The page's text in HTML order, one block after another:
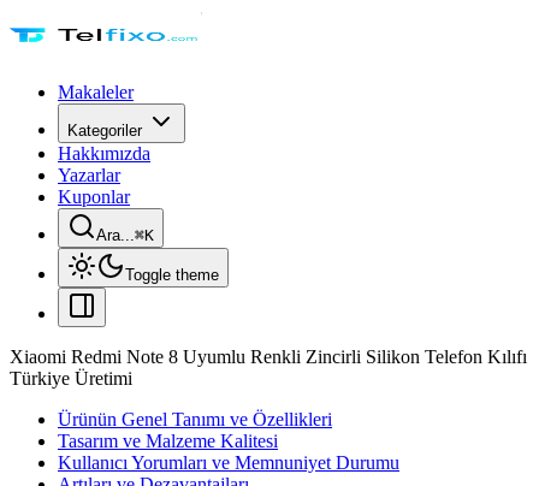
Makaleler
Kategoriler
Hakkımızda
Yazarlar
Kuponlar
Ara...⌘K
Toggle theme
Xiaomi Redmi Note 8 Uyumlu Renkli Zincirli Silikon Telefon Kılıfı
Türkiye Üretimi
Ürünün Genel Tanımı ve Özellikleri
Tasarım ve Malzeme Kalitesi
Kullanıcı Yorumları ve Memnuniyet Durumu